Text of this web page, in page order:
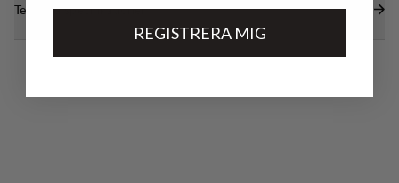
Tekniska specifikationer
REGISTRERA MIG